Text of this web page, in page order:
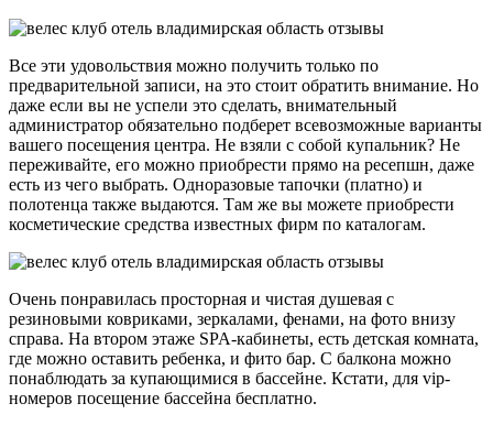
Все эти удовольствия можно получить только по
предварительной записи, на это стоит обратить внимание. Но
даже если вы не успели это сделать, внимательный
администратор обязательно подберет всевозможные варианты
вашего посещения центра. Не взяли с собой купальник? Не
переживайте, его можно приобрести прямо на ресепшн, даже
есть из чего выбрать. Одноразовые тапочки (платно) и
полотенца также выдаются. Там же вы можете приобрести
косметические средства известных фирм по каталогам.
Очень понравилась просторная и чистая душевая с
резиновыми ковриками, зеркалами, фенами, на фото внизу
справа. На втором этаже SPA-кабинеты, есть детская комната,
где можно оставить ребенка, и фито бар. С балкона можно
понаблюдать за купающимися в бассейне. Кстати, для vip-
номеров посещение бассейна бесплатно.